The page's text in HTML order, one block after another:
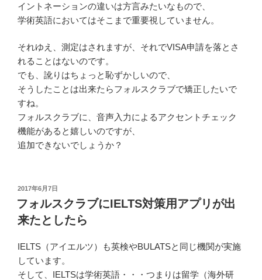
イントネーションの違いは方言みたいなもので、
学術英語においてはそこまで重要視していません。
それゆえ、測定はされますが、それでVISA申請を落とさ
れることはないのです。
でも、訛りはちょっと恥ずかしいので、
そうしたことは出来たらフォルスクラブで矯正したいで
すね。
フォルスクラブに、音声入力によるアクセントチェック
機能があると嬉しいのですが、
追加できないでしょうか？
投
稿
日:
2017年6月7日
フォルスクラブにIELTS対策用アプリが出
来たとしたら
IELTS（アイエルツ）も英検やBULATSと同じ機関が実施
しています。
そして、IELTSは学術英語・・・つまりは留学（海外研